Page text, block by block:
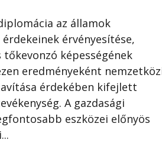
az államok
érvényesítése,
tőkevonzó képességének
eredményeként
érdekében kifejlett
A gazdasági
eszközei előnyös